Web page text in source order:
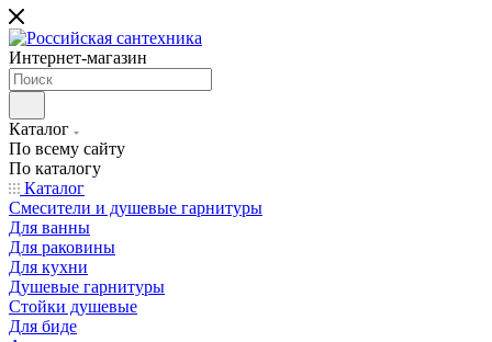
Интернет-магазин
Каталог
По всему сайту
По каталогу
Каталог
Смесители и душевые гарнитуры
Для ванны
Для раковины
Для кухни
Душевые гарнитуры
Стойки душевые
Для биде